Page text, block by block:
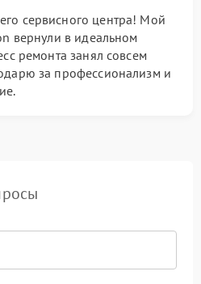
сервисного центра! Мой
вернули в идеальном
ремонта занял совсем
за профессионализм и